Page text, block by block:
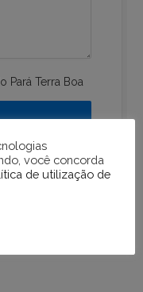
Pará Terra Boa
você concorda
de utilização de